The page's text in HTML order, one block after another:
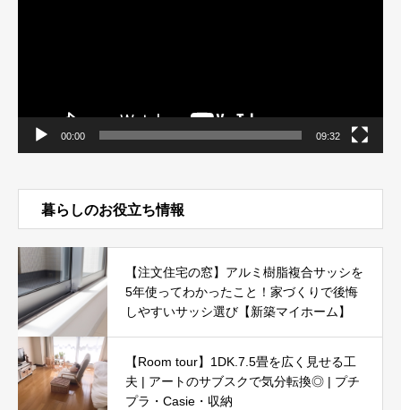
00:00 09:32
暮らしのお役立ち情報
【注文住宅の窓】アルミ樹脂複合サッシを
5年使ってわかったこと！家づくりで後悔
しやすいサッシ選び【新築マイホーム】
【Room tour】1DK.7.5畳を広く見せる工
夫 | アートのサブスクで気分転換◎ | プチ
プラ・Casie・収納